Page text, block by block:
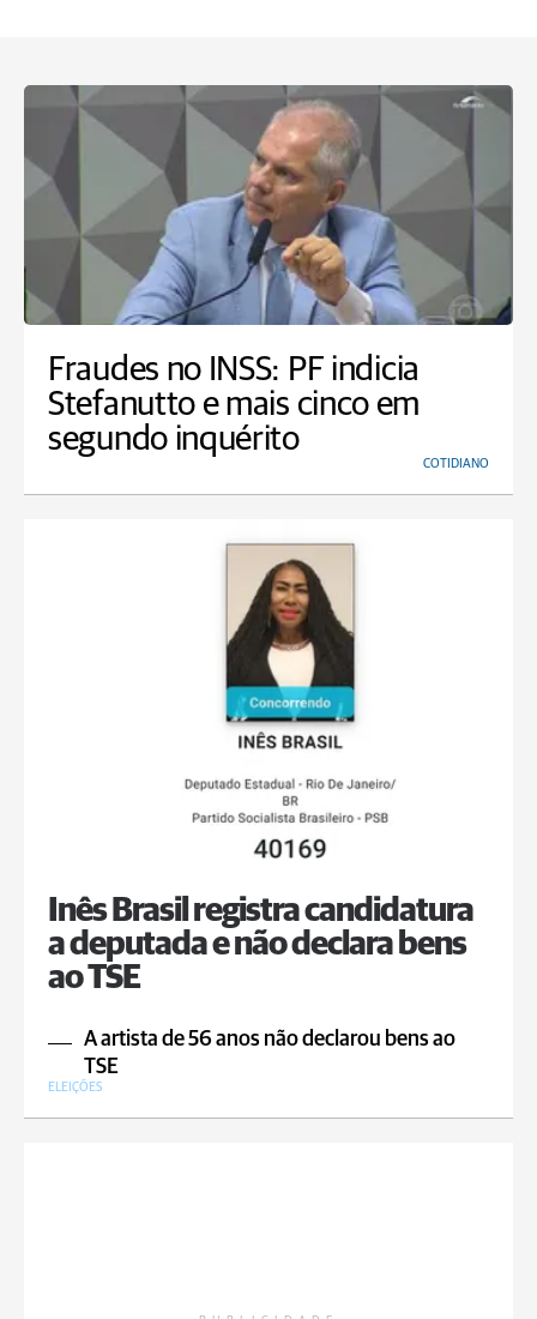
Fraudes no INSS: PF indicia
Stefanutto e mais cinco em
segundo inquérito
COTIDIANO
Inês Brasil registra candidatura
a deputada e não declara bens
ao TSE
A artista de 56 anos não declarou bens ao
TSE
ELEIÇÕES